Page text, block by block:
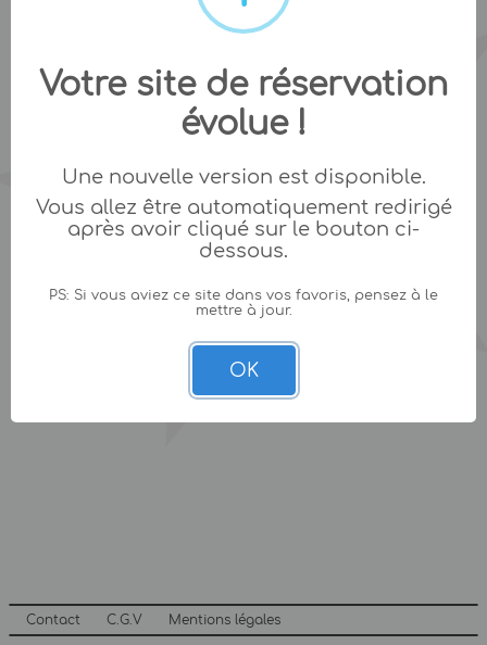
Contact C.G.V Mentions légales
Votre site de réservation
évolue !
Une nouvelle version est disponible.
Vous allez être automatiquement redirigé
après avoir cliqué sur le bouton ci-
dessous.
PS: Si vous aviez ce site dans vos favoris, pensez à le
mettre à jour.
OK